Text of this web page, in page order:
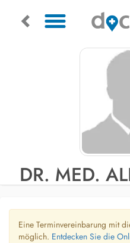
DR. MED.
Eine Terminvereinbarung mit
möglich. Entdecken Sie die